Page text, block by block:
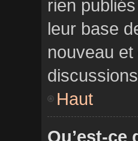
rien
leur base
nouveau
Haut
Qu’est-ce